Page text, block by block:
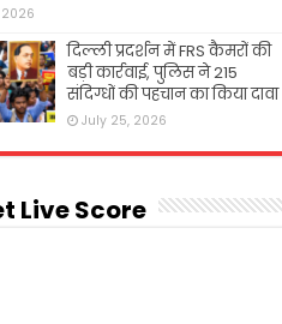
दिल्ली प्रदर्शन में FRS कैमरों की
बड़ी कार्रवाई, पुलिस ने 215
संदिग्धों की पहचान का किया दावा
July 25, 2026
Live Score